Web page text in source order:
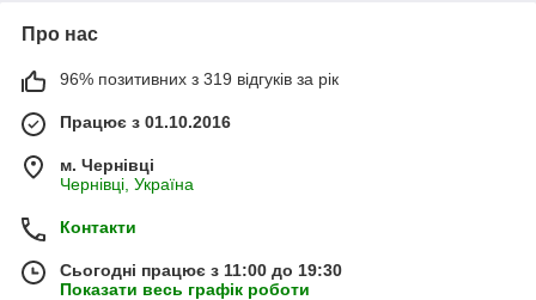
Про нас
96% позитивних з 319 відгуків за рік
Працює з 01.10.2016
м. Чернівці
Чернівці, Україна
Контакти
Сьогодні працює з 11:00 до 19:30
Показати весь графік роботи